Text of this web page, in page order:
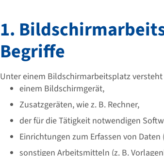
1.
Begriffe
Unter einem Bildschirmarbeitsplatz
einem Bildschirmgerät,
Zusatzgeräten, wie z. B. Rechner,
der für die Tätigkeit notwendigen
Einrichtungen zum Erfassen von Daten
sonstigen Arbeitsmitteln (z. B.